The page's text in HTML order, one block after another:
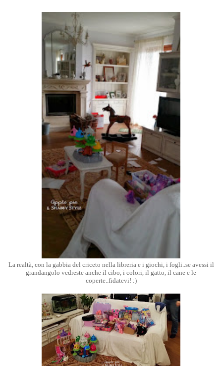
La realtà, con la gabbia del criceto nella libreria e i giochi, i fogli..se avessi il
grandangolo vedreste anche il cibo, i colori, il gatto, il cane e le
coperte..fidatevi! :)